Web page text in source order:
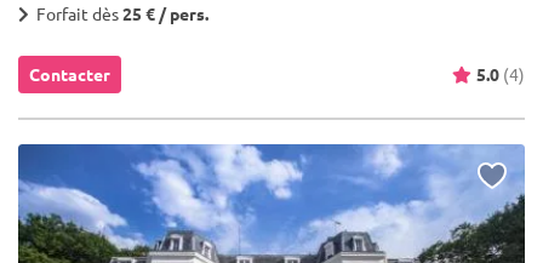
Forfait dès25 € / pers.
Contacter 5.0 (4)